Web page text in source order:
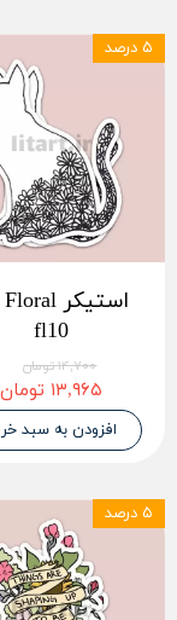
fl10
۱۴,۷۰۰ تومان
۱۳,۹۶۵ تومان
افزودن به سبد
۵ درصد
۵ درصد